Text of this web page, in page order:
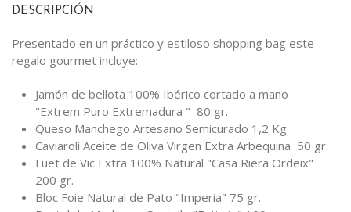
DESCRIPCIÓN
Presentado en un práctico y estiloso shopping bag este
regalo gourmet incluye:
Jamón de bellota 100% Ibérico cortado a mano
"Extrem Puro Extremadura " 80 gr.
Queso Manchego Artesano Semicurado 1,2 Kg
Caviaroli Aceite de Oliva Virgen Extra Arbequina 50 gr.
Fuet de Vic Extra 100% Natural "Casa Riera Ordeix"
200 gr.
Bloc Foie Natural de Pato "Imperia" 75 gr.